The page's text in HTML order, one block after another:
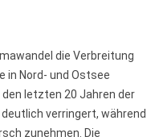
die Verbreitung
in Nord- und Ostsee
letzten 20 Jahren der
verringert, während
zunehmen. Die